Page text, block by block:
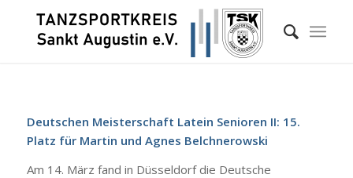
Deutschen Meisterschaft Latein Senioren II: 15.
Platz für Martin und Agnes Belchnerowski
Am 14. März fand in Düsseldorf die Deutsche